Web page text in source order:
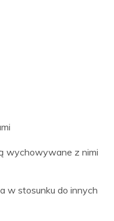
wychowywane z nimi
w stosunku do innych